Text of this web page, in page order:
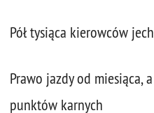
Pół tysiąca kierowców
Prawo jazdy od miesiąca,
punktów karnych